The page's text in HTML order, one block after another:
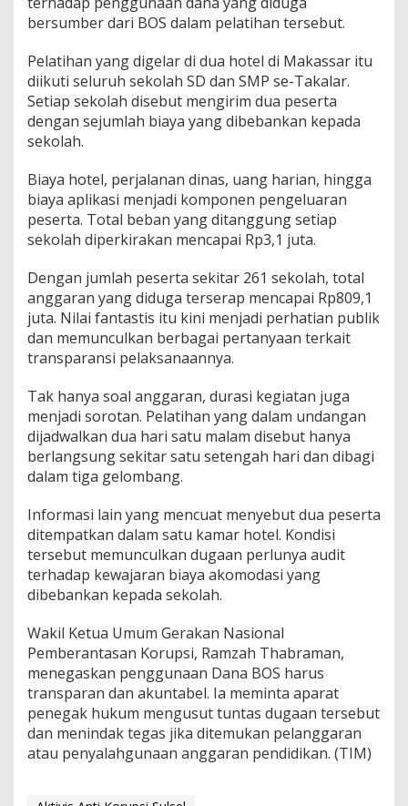
a
n
e
l
a
t
n
A
R
K
A
T
a
k
a
l
a
D
l
a
p
k
a
n
k
e
K
j
a
k
s
a
a
n
bersumber dari BOS dalam pelatihan tersebut.
Pelatihan yang digelar di dua hotel di Makassar itu
diikuti seluruh sekolah SD dan SMP se-Takalar.
Setiap sekolah disebut mengirim dua peserta
dengan sejumlah biaya yang dibebankan kepada
sekolah.
Biaya hotel, perjalanan dinas, uang harian, hingga
biaya aplikasi menjadi komponen pengeluaran
peserta. Total beban yang ditanggung setiap
sekolah diperkirakan mencapai Rp3,1 juta.
Dengan jumlah peserta sekitar 261 sekolah, total
anggaran yang diduga terserap mencapai Rp809,1
juta. Nilai fantastis itu kini menjadi perhatian publik
dan memunculkan berbagai pertanyaan terkait
transparansi pelaksanaannya.
Tak hanya soal anggaran, durasi kegiatan juga
menjadi sorotan. Pelatihan yang dalam undangan
dijadwalkan dua hari satu malam disebut hanya
berlangsung sekitar satu setengah hari dan dibagi
dalam tiga gelombang.
Informasi lain yang mencuat menyebut dua peserta
ditempatkan dalam satu kamar hotel. Kondisi
tersebut memunculkan dugaan perlunya audit
terhadap kewajaran biaya akomodasi yang
dibebankan kepada sekolah.
Wakil Ketua Umum Gerakan Nasional
Pemberantasan Korupsi, Ramzah Thabraman,
menegaskan penggunaan Dana BOS harus
transparan dan akuntabel. Ia meminta aparat
penegak hukum mengusut tuntas dugaan tersebut
dan menindak tegas jika ditemukan pelanggaran
atau penyalahgunaan anggaran pendidikan. (TIM)